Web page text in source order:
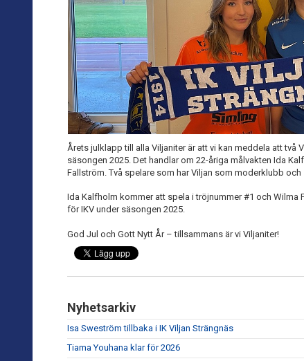
Årets julklapp till alla Viljaniter är att vi kan meddela att två
säsongen 2025. Det handlar om 22-åriga målvakten Ida
Fallström. Två spelare som har Viljan som moderklubb
Ida Kalfholm kommer att spela i tröjnummer #1 och
för IKV under säsongen 2025.
God Jul och Gott Nytt År – tillsammans är vi Viljaniter!
Nyhetsarkiv
Isa Sweström tillbaka i IK Viljan Strängnäs
Tiama Youhana klar för 2026